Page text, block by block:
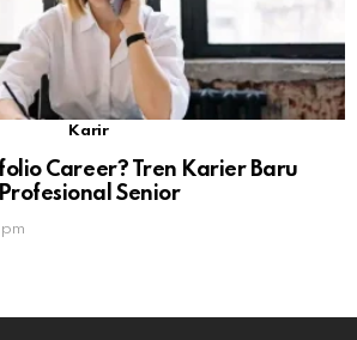
Karir
Career? Tren Karier Baru
Profesional Senior
pm